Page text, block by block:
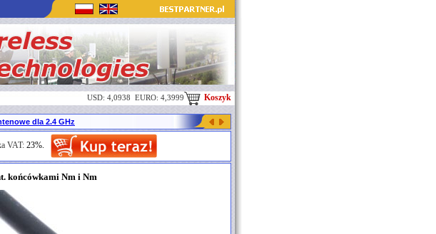
USD: 4,0938 EURO: 4,3999 Koszyk
dla 2.4 GHz
VAT: 23%.
końcówkami Nm i Nm